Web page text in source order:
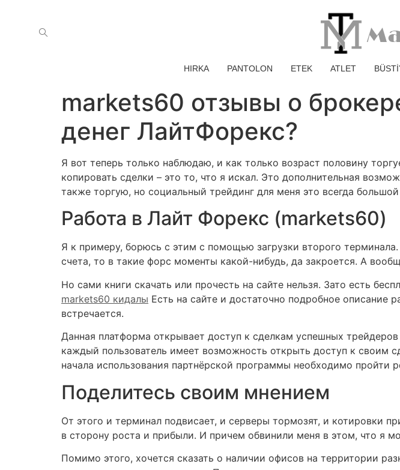
HIRKA PANTOLON ETEK ATLET
markets60 отзывы о
денег ЛайтФорекс?
Я вот теперь только наблюдаю, и как только возраст половину
копировать сделки – это то, что я искал. Это дополнительная
также торгую, но социальный трейдинг для меня это всегда
Работа в Лайт Форекс (markets60)
Я к примеру, борюсь с этим с помощью загрузки второго
счета, то в такие форс моменты какой-нибудь, да закроется. А
Но сами книги скачать или прочесть на сайте нельзя. Зато есть
markets60 кидалы Есть на сайте и достаточно подробное описание
встречается.
Данная платформа открывает доступ к сделкам успешных
каждый пользователь имеет возможность открыть доступ к своим
начала использования партнёрской программы необходимо пройти
Поделитесь своим мнением
От этого и терминал подвисает, и серверы тормозят, и котировки
в сторону роста и прибыли. И причем обвинили меня в этом, что я
Помимо этого, хочется сказать о наличии офисов на территории